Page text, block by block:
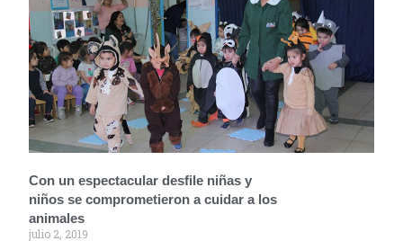
Con un espectacular desfile niñas y
niños se comprometieron a cuidar a los
animales
julio 2, 2019